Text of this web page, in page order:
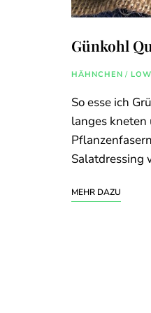
Günkohl
HÄHNCHEN /
So esse ich
langes kneten
Salatdressing
MEHR DAZU